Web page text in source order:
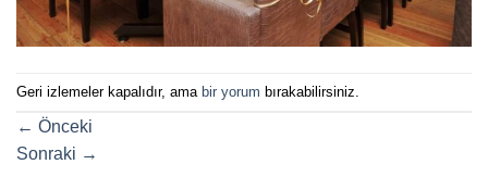
Geri izlemeler kapalıdır, ama bir yorum bırakabilirsiniz.
← Önceki
Sonraki →